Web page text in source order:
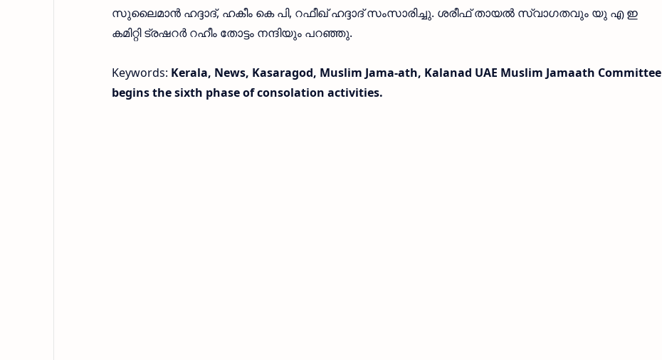
സുലൈമാൻ ഹദ്ദാദ്, ഹകീം കെ പി, റഫീഖ് ഹദ്ദാദ്‌ സംസാരിച്ചു. ശരീഫ് തായൽ സ്വാഗതവും യു എ ഇ
കമിറ്റി ട്രഷറർ റഹീം തോട്ടം നന്ദിയും പറഞ്ഞു.
Keywords: Kerala, News, Kasaragod, Muslim Jama-ath, Kalanad UAE Muslim Jamaath Committee
begins the sixth phase of consolation activities.